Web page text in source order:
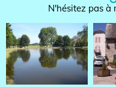
N'hésitez pas à